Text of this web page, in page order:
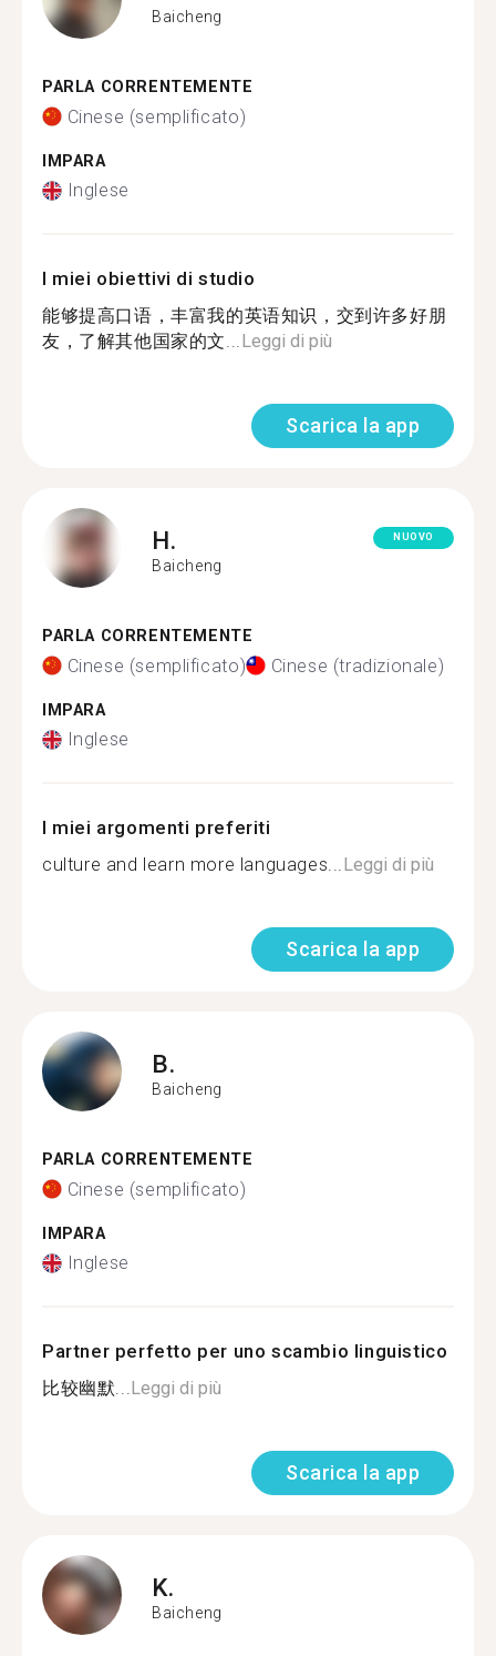
Baicheng
PARLA CORRENTEMENTE
Cinese (semplificato)
IMPARA
Inglese
I miei obiettivi di studio
能够提高口语，丰富我的英语知识，交到许多好朋
友，了解其他国家的文...Leggi di più
Scarica la app
H.
Baicheng
NUOVO
PARLA CORRENTEMENTE
Cinese (semplificato) Cinese (tradizionale)
IMPARA
Inglese
I miei argomenti preferiti
culture and learn more languages...Leggi di più
Scarica la app
B.
Baicheng
PARLA CORRENTEMENTE
Cinese (semplificato)
IMPARA
Inglese
Partner perfetto per uno scambio linguistico
比较幽默...Leggi di più
Scarica la app
K.
Baicheng